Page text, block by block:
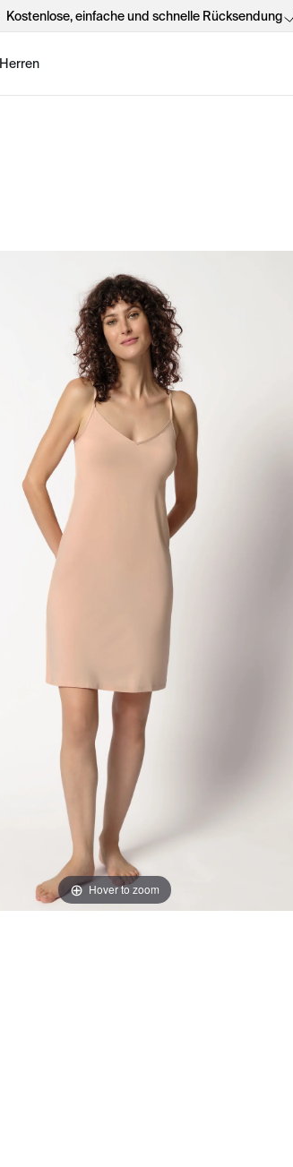
Kostenlose, einfache und schnelle Rücksendung
Herren
Hover to zoom